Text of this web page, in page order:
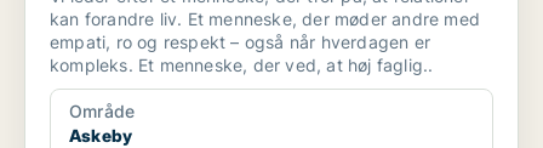
kan forandre liv. Et menneske, der møder andre med
empati, ro og respekt – også når hverdagen er
kompleks. Et menneske, der ved, at høj faglig..
Område
Askeby